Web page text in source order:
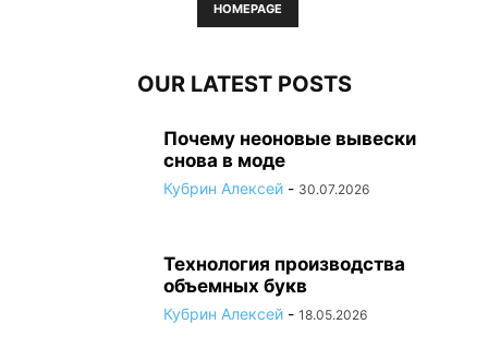
HOMEPAGE
OUR LATEST POSTS
Почему неоновые вывески
снова в моде
Кубрин Алексей - 30.07.2026
Технология производства
объемных букв
Кубрин Алексей - 18.05.2026